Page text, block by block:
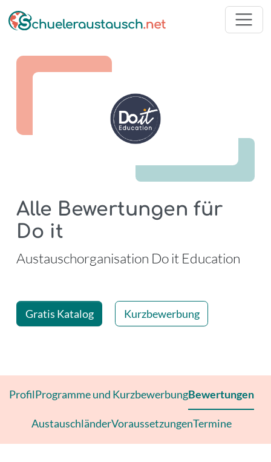
Alle Bewertungen für
Do it
-
Austauschorganisation Do it Education
Gratis Katalog Kurzbewerbung
ProfilProgramme und KurzbewerbungBewertungen
AustauschländerVoraussetzungenTermine